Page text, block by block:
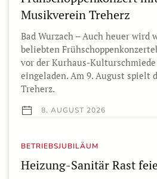
Musikverein Treherz
Bad Wurzach – Auch heuer wird
beliebten
vor der Kurhaus-Kulturschmiede
eingeladen. Am 9. August spielt
Treherz.
8. AUGUST 2026
BETRIEBSJUBILÄUM
Heizung-Sanitär Rast